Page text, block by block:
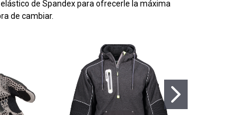
de Spandex para ofrecerle la máxima
de cambiar.